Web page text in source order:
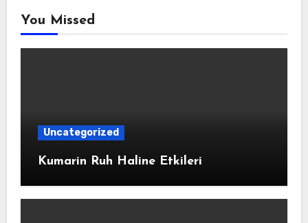
You Missed
Uncategorized
Kumarin Ruh Haline Etkileri